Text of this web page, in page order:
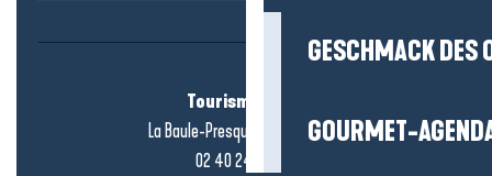
GESCHMACK DES
GOURMET-
Tourismusbüro
La Baule-Presqu'île de Guérande
02 40 24 34 44